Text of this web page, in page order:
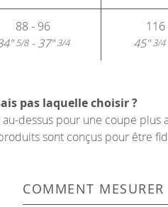
88 - 96
5/8- 37"3/4
116
45"3/4
pas laquelle choisir ?
dessus pour une coupe
sont conçus pour être
COMMENT MESURER